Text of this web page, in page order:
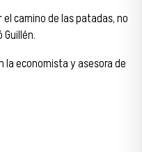
camino de las patadas, no
la economista y asesora de